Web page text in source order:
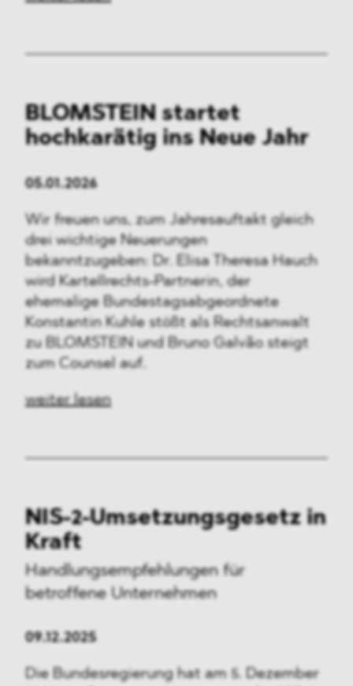
BLOMSTEIN startet
hochkarätig ins Neue Jahr
05.01.2026
Wir freuen uns, zum Jahresauftakt gleich
drei wichtige Neuerungen
bekanntzugeben: Dr. Elisa Theresa Hauch
wird Kartellrechts-Partnerin, der
ehemalige Bundestagsabgeordnete
Konstantin Kuhle stößt als Rechtsanwalt
zu BLOMSTEIN und Bruno Galvão steigt
zum Counsel auf.
weiter lesen
NIS-2-Umsetzungsgesetz in
Kraft
Handlungsempfehlungen für
betroffene Unternehmen
09.12.2025
Die Bundesregierung hat am 5. Dezember